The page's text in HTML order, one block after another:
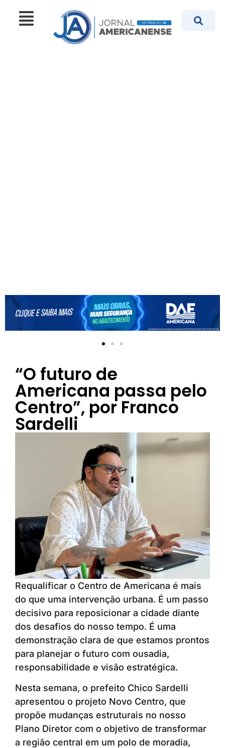
“O futuro de
Americana passa pelo
Centro”, por Franco
Sardelli
Requalificar o Centro de Americana é mais
do que uma intervenção urbana. É um passo
decisivo para reposicionar a cidade diante
dos desafios do nosso tempo. É uma
demonstração clara de que estamos prontos
para planejar o futuro com ousadia,
responsabilidade e visão estratégica.
Nesta semana, o prefeito Chico Sardelli
apresentou o projeto Novo Centro, que
propõe mudanças estruturais no nosso
Plano Diretor com o objetivo de transformar
a região central em um polo de moradia,